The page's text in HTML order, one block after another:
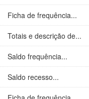
Ficha de frequência...
Totais e descrição de...
Saldo frequência...
Saldo recesso...